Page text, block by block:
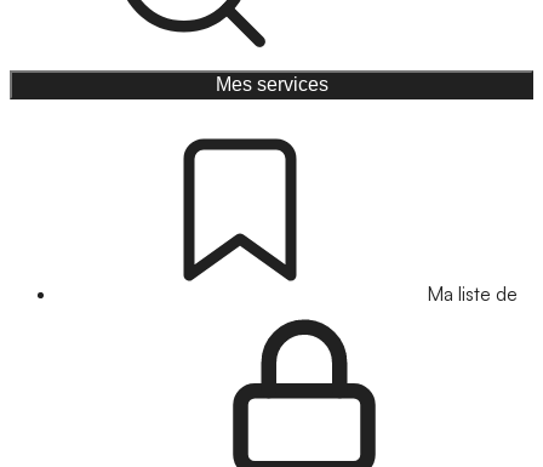
Mes services
Ma liste de